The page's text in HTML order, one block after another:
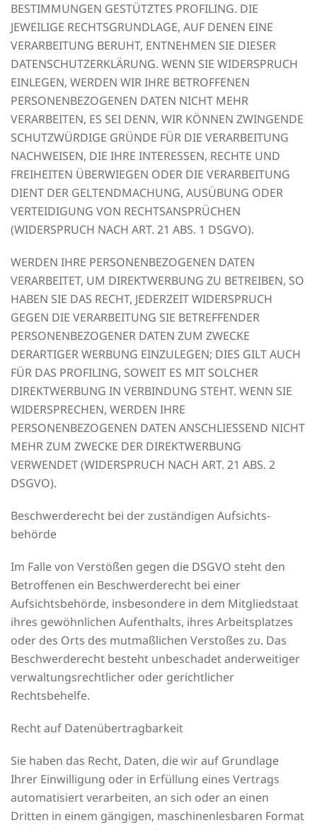
BESTIMMUNGEN GESTÜTZTES PROFILING. DIE
JEWEILIGE RECHTSGRUNDLAGE, AUF DENEN EINE
VERARBEITUNG BERUHT, ENTNEHMEN SIE DIESER
DATENSCHUTZERKLÄRUNG. WENN SIE WIDERSPRUCH
EINLEGEN, WERDEN WIR IHRE BETROFFENEN
PERSONENBEZOGENEN DATEN NICHT MEHR
VERARBEITEN, ES SEI DENN, WIR KÖNNEN ZWINGENDE
SCHUTZWÜRDIGE GRÜNDE FÜR DIE VERARBEITUNG
NACHWEISEN, DIE IHRE INTERESSEN, RECHTE UND
FREIHEITEN ÜBERWIEGEN ODER DIE VERARBEITUNG
DIENT DER GELTENDMACHUNG, AUSÜBUNG ODER
VERTEIDIGUNG VON RECHTSANSPRÜCHEN
(WIDERSPRUCH NACH ART. 21 ABS. 1 DSGVO).
WERDEN IHRE PERSONENBEZOGENEN DATEN
VERARBEITET, UM DIREKTWERBUNG ZU BETREIBEN, SO
HABEN SIE DAS RECHT, JEDERZEIT WIDERSPRUCH
GEGEN DIE VERARBEITUNG SIE BETREFFENDER
PERSONENBEZOGENER DATEN ZUM ZWECKE
DERARTIGER WERBUNG EINZULEGEN; DIES GILT AUCH
FÜR DAS PROFILING, SOWEIT ES MIT SOLCHER
DIREKTWERBUNG IN VERBINDUNG STEHT. WENN SIE
WIDERSPRECHEN, WERDEN IHRE
PERSONENBEZOGENEN DATEN ANSCHLIESSEND NICHT
MEHR ZUM ZWECKE DER DIREKTWERBUNG
VERWENDET (WIDERSPRUCH NACH ART. 21 ABS. 2
DSGVO).
Beschwerde­recht bei der zuständigen Aufsichts­
behörde
Im Falle von Verstößen gegen die DSGVO steht den
Betroffenen ein Beschwerderecht bei einer
Aufsichtsbehörde, insbesondere in dem Mitgliedstaat
ihres gewöhnlichen Aufenthalts, ihres Arbeitsplatzes
oder des Orts des mutmaßlichen Verstoßes zu. Das
Beschwerderecht besteht unbeschadet anderweitiger
verwaltungsrechtlicher oder gerichtlicher
Rechtsbehelfe.
Recht auf Daten­übertrag­barkeit
Sie haben das Recht, Daten, die wir auf Grundlage
Ihrer Einwilligung oder in Erfüllung eines Vertrags
automatisiert verarbeiten, an sich oder an einen
Dritten in einem gängigen, maschinenlesbaren Format